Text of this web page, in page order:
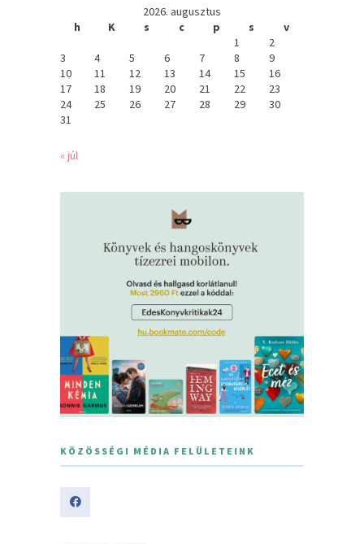
2026. augusztus
h
K s c p s
v
1
2
3
4 5 6 7 8
9
10
11 12 13 14 15
16
17
18 19 20 21 22
23
24
25 26 27 28 29
30
31
« júl
KÖZÖSSÉGI MÉDIA FELÜLETEINK